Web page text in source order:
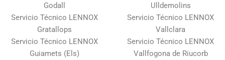
Godall
Servicio Técnico LENNOX
Gratallops
Servicio Técnico LENNOX
Guiamets (Els)
Ulldemolins
Servicio Técnico LENNOX
Vallclara
Servicio Técnico LENNOX
Vallfogona de Riucorb